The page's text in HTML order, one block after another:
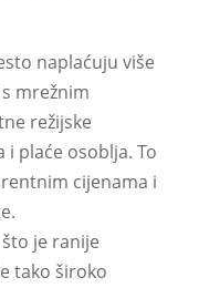
naplaćuju više
mrežnim
režijske
plaće osoblja. To
cijenama i
što je ranije
tako široko